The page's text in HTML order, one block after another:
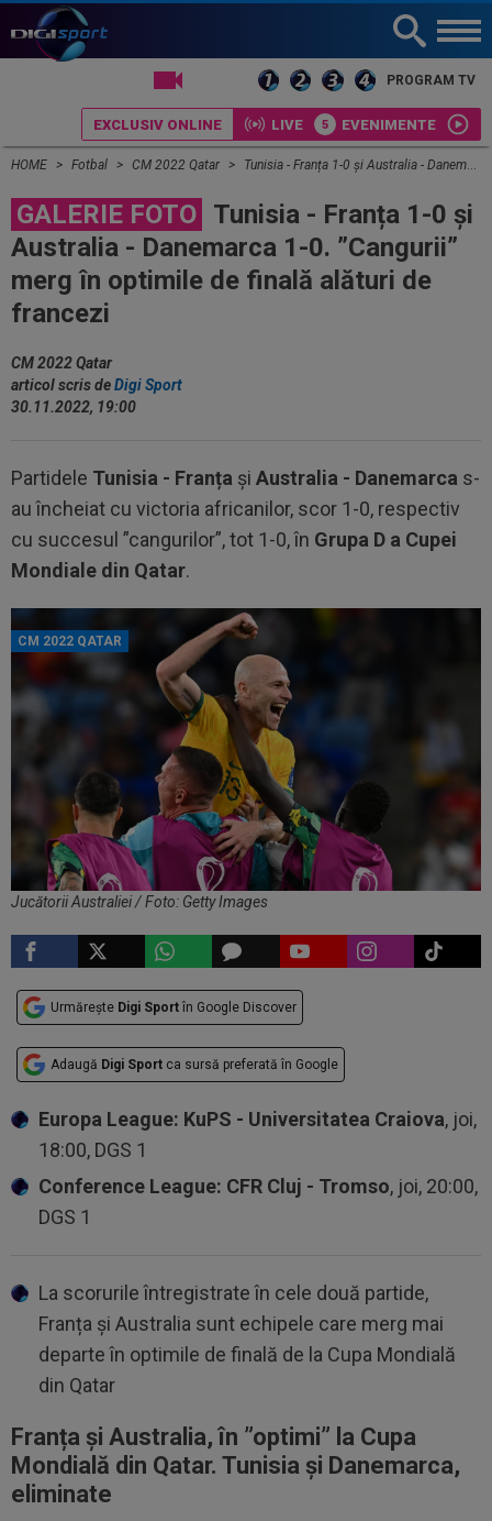
PROGRAM TV
EXCLUSIV ONLINE LIVE EVENIMENTE
HOME Fotbal CM 2022 Qatar Tunisia - Franța 1-0 și Australia - Danemarca 1-0. ”Cangurii” merg în optimile de finală alături de francezi
GALERIE FOTO Tunisia - Franța 1-0 și
Australia - Danemarca 1-0. ”Cangurii”
merg în optimile de finală alături de
francezi
CM 2022 Qatar
articol scris deDigi Sport
30.11.2022, 19:00
Partidele Tunisia - Franța și Australia - Danemarca s-
au încheiat cu victoria africanilor, scor 1-0, respectiv
cu succesul ”cangurilor”, tot 1-0, în Grupa D a Cupei
Mondiale din Qatar.
CM 2022 QATAR
Jucătorii Australiei / Foto: Getty Images
Urmărește Digi Sport în Google Discover
Adaugă Digi Sport ca sursă preferată în Google
Europa League: KuPS - Universitatea Craiova, joi,
18:00, DGS 1
Conference League: CFR Cluj - Tromso, joi, 20:00,
DGS 1
La scorurile întregistrate în cele două partide,
Franța și Australia sunt echipele care merg mai
departe în optimile de finală de la Cupa Mondială
din Qatar
Franța și Australia, în ”optimi” la Cupa
Mondială din Qatar. Tunisia și Danemarca,
eliminate